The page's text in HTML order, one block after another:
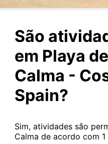
São
em Playa
Calma -
Spain?
Sim, atividades são
Calma de acordo com 1